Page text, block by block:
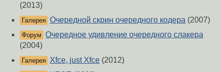
(2013)
Галерея Очередной скрин очередного кодера (2007)
Форум Очередное удивление очередного слакера
(2004)
Галерея Xfce, just Xfce (2012)